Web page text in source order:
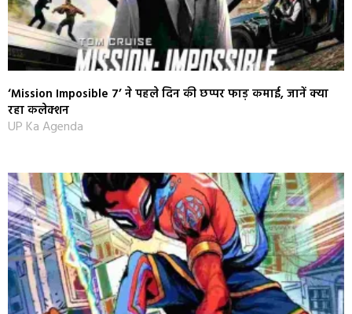
‘Mission Imposible 7’ ने पहले दिन की छप्पर फाड़ कमाई, जानें क्या
रहा कलेक्शन
UP Ka Agenda